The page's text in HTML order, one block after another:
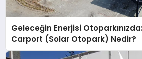
Geleceğin Enerjisi
Carport (Solar Otopark) Nedir?